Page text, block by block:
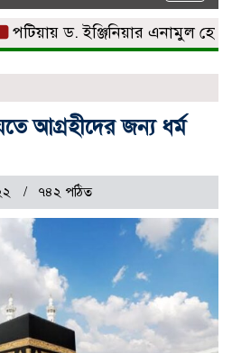
ড. ইঞ্জিনিয়ার এনামুল হোসেনকে
আগ্রহীদের জন্য ধর্ম
৭৪২ পঠিত